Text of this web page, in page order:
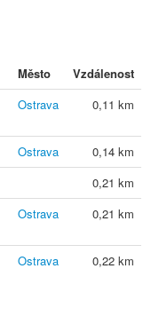
Město
Vzdálenost
Ostrava 0,11 km
Ostrava
0,14 km
0,21 km
Ostrava 0,21 km
Ostrava 0,22 km